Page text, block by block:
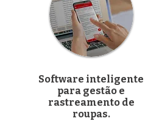
Software inteligente
para gestão e
rastreamento de
roupas.